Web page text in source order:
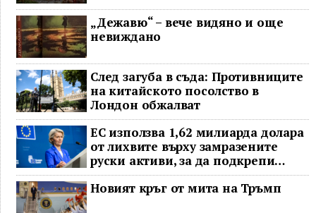
„Дежавю“ – вече видяно и още
невиждано
След загуба в съда: Противниците
на китайското посолство в
Лондон обжалват
ЕС използва 1,62 милиарда долара
от лихвите върху замразените
руски активи, за да подкрепи
Украйна
Новият кръг от мита на Тръмп